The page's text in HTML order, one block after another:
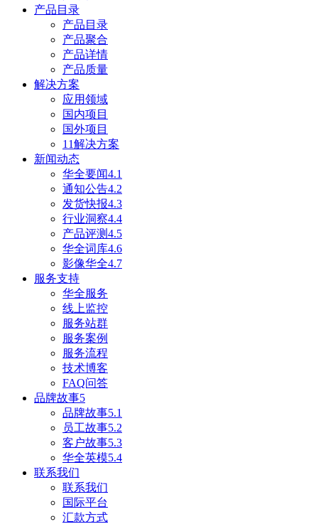
产品目录
产品目录
产品聚合
产品详情
产品质量
解决方案
应用领域
国内项目
国外项目
11解决方案
新闻动态
华全要闻4.1
通知公告4.2
发货快报4.3
行业洞察4.4
产品评测4.5
华全词库4.6
影像华全4.7
服务支持
华全服务
线上监控
服务站群
服务案例
服务流程
技术博客
FAQ问答
品牌故事5
品牌故事5.1
员工故事5.2
客户故事5.3
华全英模5.4
联系我们
联系我们
国际平台
汇款方式